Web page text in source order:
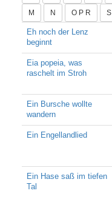
M N O P R S
Eh noch der Lenz
beginnt
Eia popeia, was
raschelt im Stroh
Ein Bursche wollte
wandern
Ein Engellandlied
Ein Hase saß im tiefen
Tal